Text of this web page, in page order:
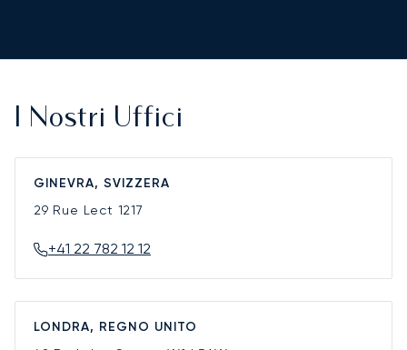
I Nostri Uffici
GINEVRA, SVIZZERA
29 Rue Lect 1217
+41 22 782 12 12
LONDRA, REGNO UNITO